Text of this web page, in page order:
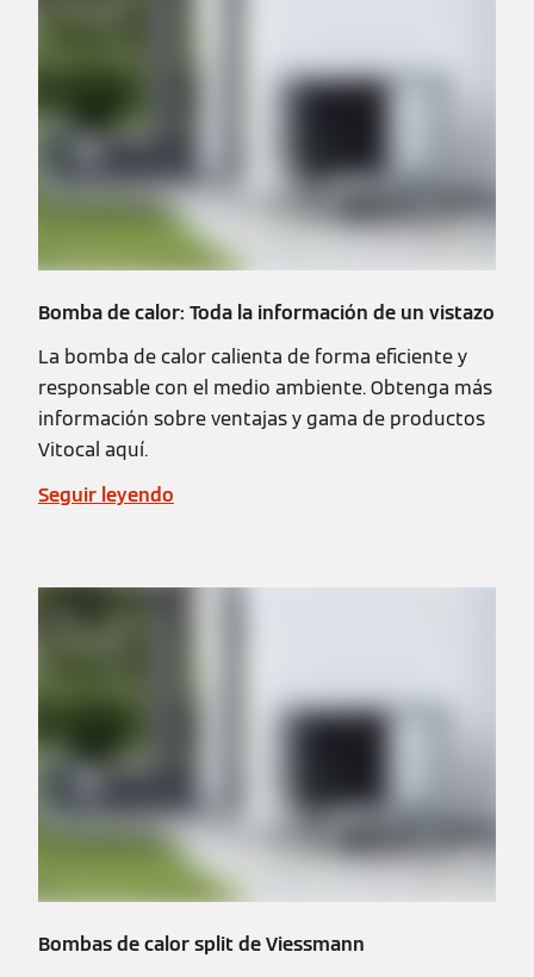
Bomba de calor: Toda la información de un vistazo
La bomba de calor calienta de forma eficiente y
responsable con el medio ambiente. Obtenga más
información sobre ventajas y gama de productos
Vitocal aquí.
Seguir leyendo
Bombas de calor split de Viessmann